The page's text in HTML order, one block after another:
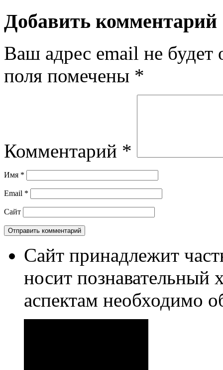
Добавить комментарий
Ваш адрес email не будет
поля помечены *
Комментарий *
Имя *
Email *
Сайт
Сайт принадлежит
носит познавательный
аспектам необходимо